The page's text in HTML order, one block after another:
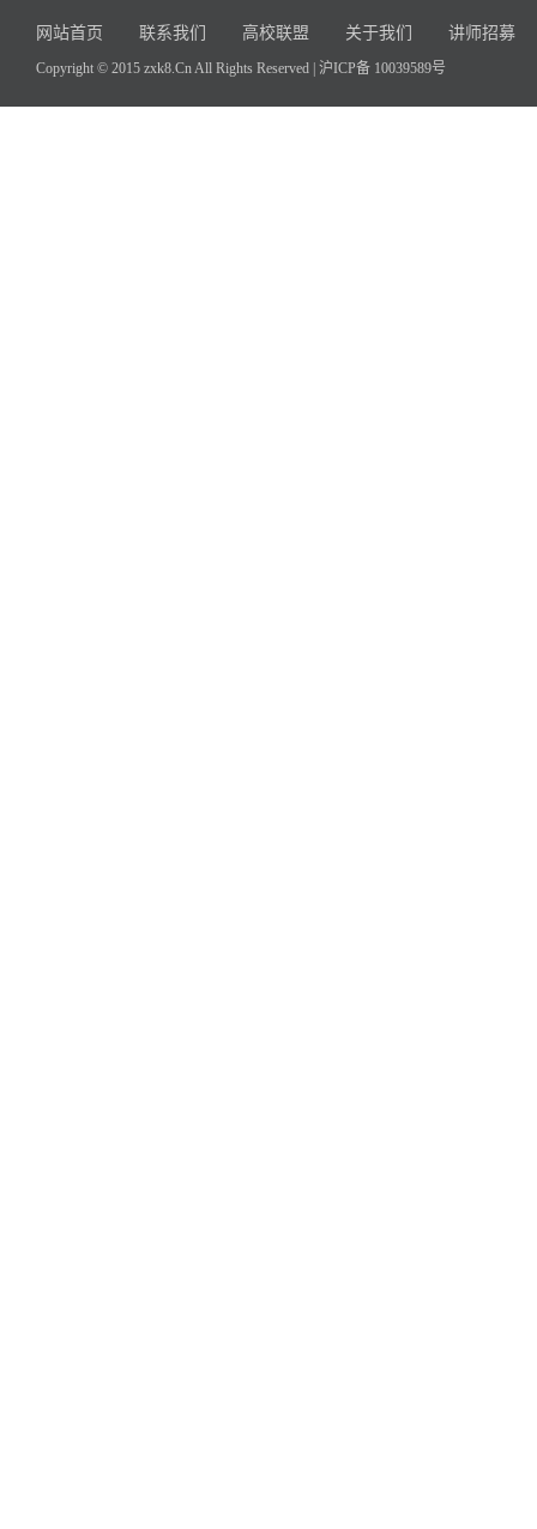
网站首页 联系我们 高校联盟 关于我们 讲师招募
Copyright © 2015 zxk8.Cn All Rights Reserved | 沪ICP备 10039589号